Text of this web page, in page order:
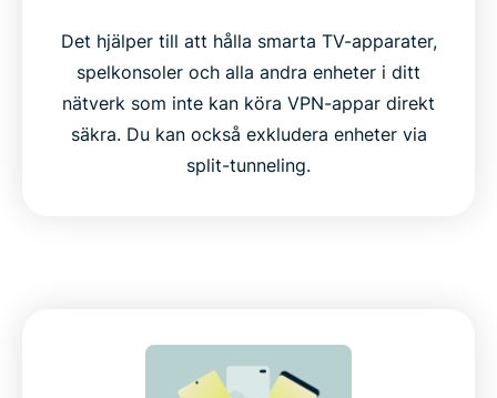
Det hjälper till att hålla smarta TV-apparater,
spelkonsoler och alla andra enheter i ditt
nätverk som inte kan köra VPN-appar direkt
säkra. Du kan också exkludera enheter via
split-tunneling.